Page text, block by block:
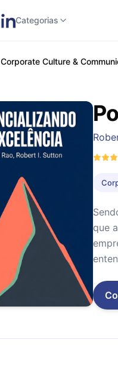
Categorias
Corporate Culture &
que